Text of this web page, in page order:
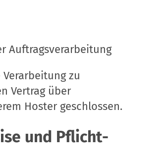
Auftragsverarbeitung
zu
Vertrag über
Hoster geschlossen.
und Pflicht­